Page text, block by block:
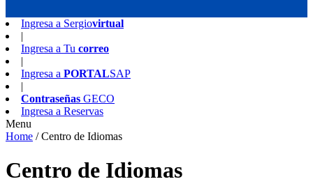
Ingresa a Sergiovirtual
|
Ingresa a Tu correo
|
Ingresa a PORTALSAP
|
Contraseñas GECO
Ingresa a Reservas
Menu
Home /Centro de Idiomas
Centro de Idiomas